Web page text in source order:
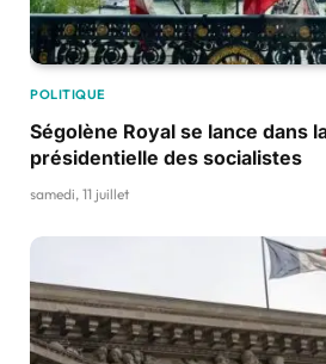
POLITIQUE
Ségolène Royal se lance dans
présidentielle des socialistes
samedi, 11 juillet